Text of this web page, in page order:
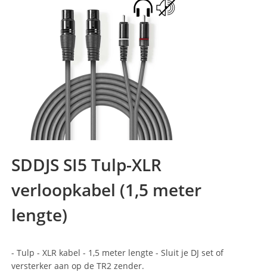
SDDJS SI5 Tulp-XLR
verloopkabel (1,5 meter
lengte)
- Tulp - XLR kabel - 1,5 meter lengte - Sluit je DJ set of
versterker aan op de TR2 zender.